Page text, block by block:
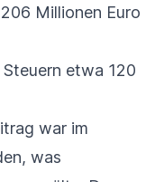
Millionen Euro
Steuern etwa 120
war im
was